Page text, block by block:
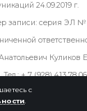
с
24.09.2019 г.
записи: серия ЭЛ
Куликов
. Тел.:+ 7 (928) 413 78 06
inform 2026